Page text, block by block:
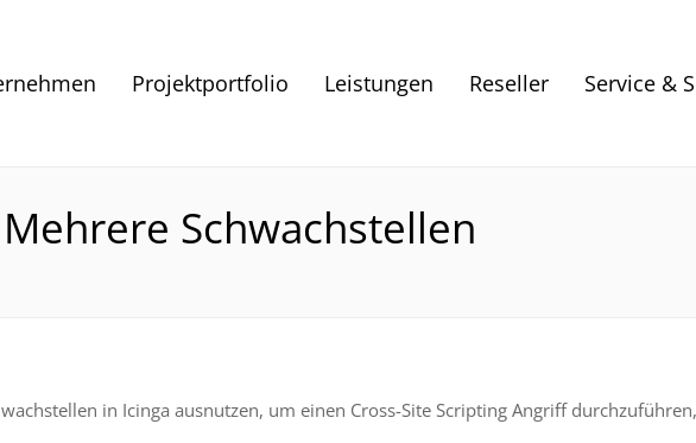
Projektportfolio Leistungen Reseller Service &
Schwachstellen
in Icinga ausnutzen, um einen Cross-Site Scripting Angriff